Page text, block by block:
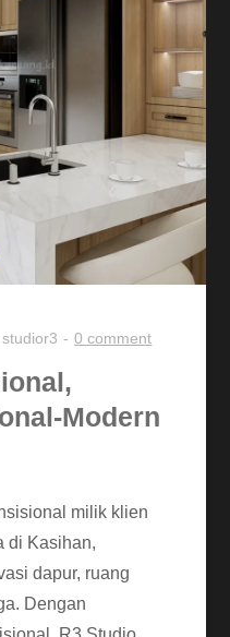
studior3 0 comment
Modern
milik klien
di Kasihan,
dapur, ruang
Dengan